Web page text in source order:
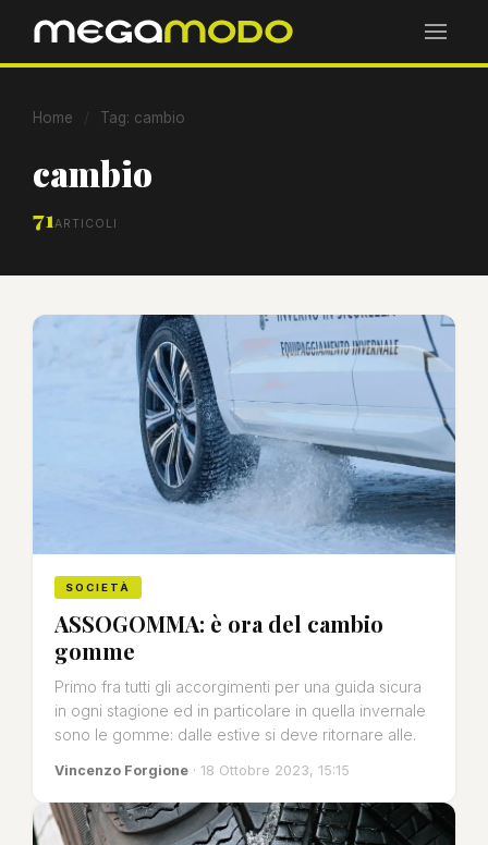
Home Tag: cambio
cambio
71ARTICOLI
SOCIETÀ
ASSOGOMMA: è ora del cambio
gomme
Primo fra tutti gli accorgimenti per una guida sicura
in ogni stagione ed in particolare in quella invernale
sono le gomme: dalle estive si deve ritornare alle.
Vincenzo Forgione · 18 Ottobre 2023, 15:15